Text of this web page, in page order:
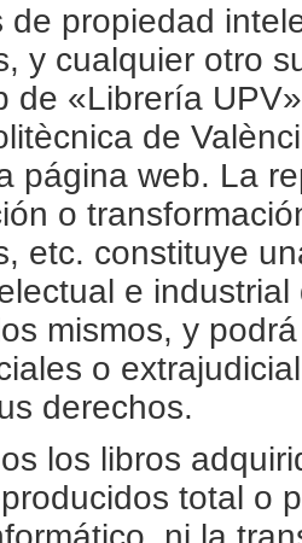
de propiedad
y cualquier otro
de «Librería
de
página web. La
o
etc. constituye
e
mismos, y
o
derechos.
los libros
total o